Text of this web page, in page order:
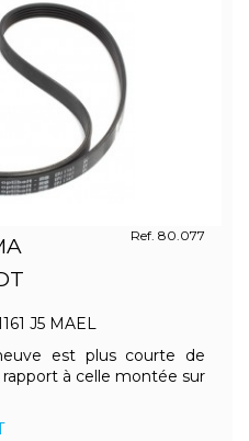
Ref. 80.077
J5 MAEL
est plus courte de
à celle montée sur